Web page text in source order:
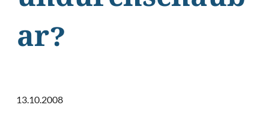
ar?
13.10.2008